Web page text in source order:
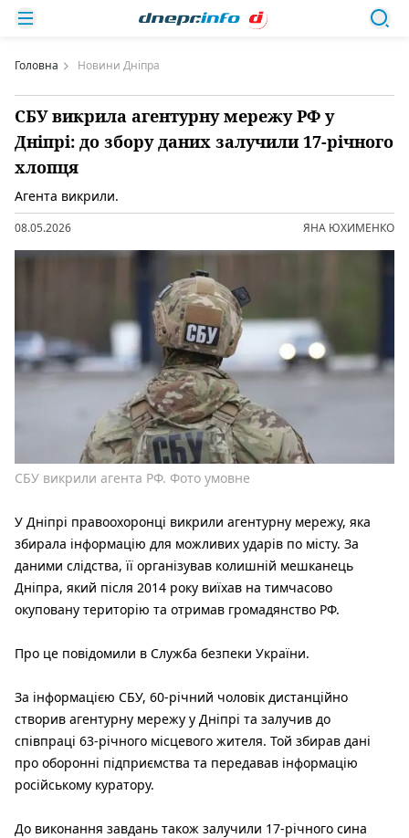
Головна Новини Дніпра
СБУ викрила агентурну мережу РФ у
Дніпрі: до збору даних залучили 17-річного
хлопця
Агента викрили.
08.05.2026 ЯНА ЮХИМЕНКО
СБУ викрили агента РФ. Фото умовне
У Дніпрі правоохоронці викрили агентурну мережу, яка
збирала інформацію для можливих ударів по місту. За
даними слідства, її організував колишній мешканець
Дніпра, який після 2014 року виїхав на тимчасово
окуповану територію та отримав громадянство РФ.
Про це повідомили в Служба безпеки України.
За інформацією СБУ, 60-річний чоловік дистанційно
створив агентурну мережу у Дніпрі та залучив до
співпраці 63-річного місцевого жителя. Той збирав дані
про оборонні підприємства та передавав інформацію
російському куратору.
До виконання завдань також залучили 17-річного сина